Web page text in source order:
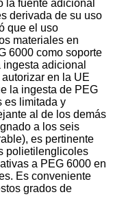
la fuente adicional
derivada de su uso
que el uso
materiales en
6000 como soporte
adicional
en la UE
la ingesta de PEG
es limitada y
al de los demás
a los seis
es pertinente
polietilenglicoles
a PEG 6000 en
Es conveniente
grados de